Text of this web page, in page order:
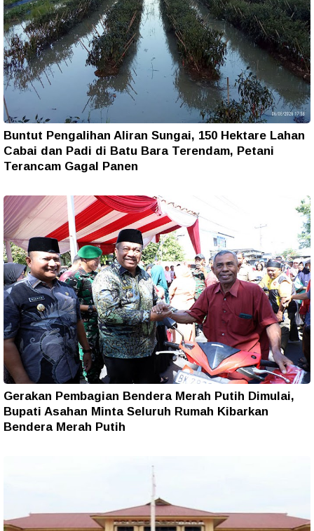
Buntut Pengalihan Aliran Sungai, 150 Hektare Lahan
Cabai dan Padi di Batu Bara Terendam, Petani
Terancam Gagal Panen
Gerakan Pembagian Bendera Merah Putih Dimulai,
Bupati Asahan Minta Seluruh Rumah Kibarkan
Bendera Merah Putih